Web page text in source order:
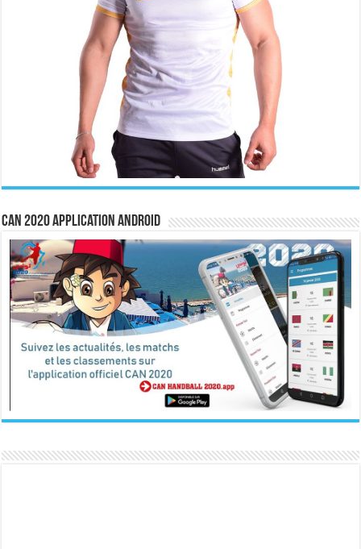
CAN 2020 Application Android